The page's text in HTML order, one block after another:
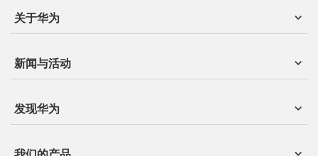
关于华为
新闻与活动
发现华为